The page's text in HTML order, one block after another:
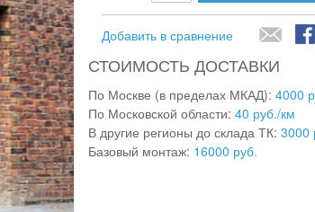
Добавить в сравнение
СТОИМОСТЬ ДОСТАВКИ
По Москве (в пределах МКАД): 4000
По Московской области: 40 руб./км
В другие регионы до склада ТК: 3000
Базовый монтаж: 16000 руб.